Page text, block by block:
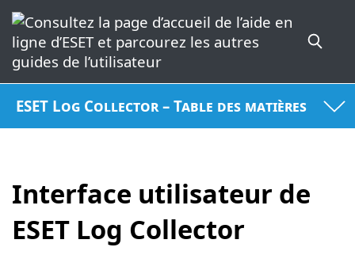
ESET Log Collector – Table des matières
Interface utilisateur de
ESET Log Collector